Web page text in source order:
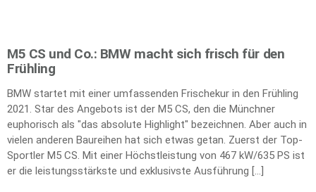
M5 CS und Co.: BMW macht sich frisch für den
Frühling
BMW startet mit einer umfassenden Frischekur in den Frühling
2021. Star des Angebots ist der M5 CS, den die Münchner
euphorisch als "das absolute Highlight" bezeichnen. Aber auch in
vielen anderen Baureihen hat sich etwas getan. Zuerst der Top-
Sportler M5 CS. Mit einer Höchstleistung von 467 kW/635 PS ist
er die leistungsstärkste und exklusivste Ausführung […]